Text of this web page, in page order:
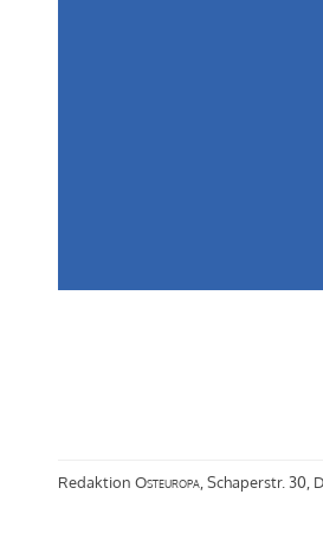
Redaktion Osteuropa, Schaperstr. 30,